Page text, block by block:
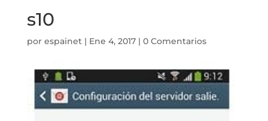
s10
por espainet| Ene 4, 2017| 0 Comentarios